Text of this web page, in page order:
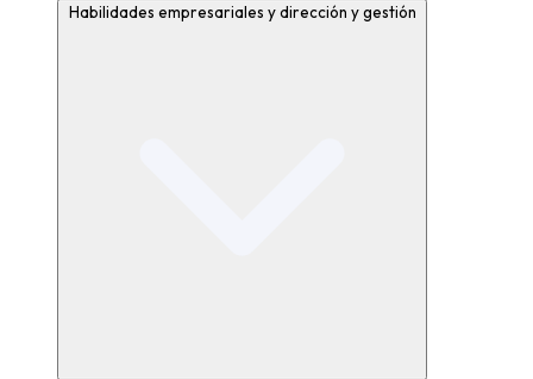
Habilidades empresariales y dirección y gestión